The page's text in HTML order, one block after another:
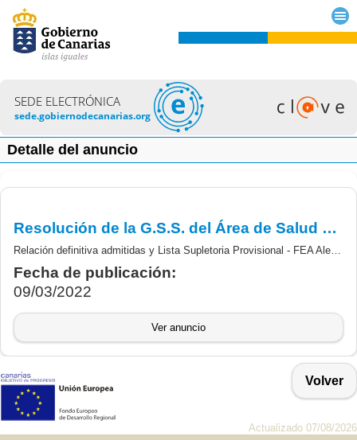
SEDE ELECTRÓNICA
sede.gobiernodecanarias.org
Detalle del anuncio
Resolución de la G.S.S. del Área de Salud de La Palma, por la que se aprueba relación definitiva de aspirantes Admitidas y la Lista Supletoria Provisional - FEA Alergología.
Relación definitiva admitidas y Lista Supletoria Provisional - FEA Alergología.
Fecha de publicación:
09/03/2022
Ver anuncio
Volver
Actualizado 07/08/2026